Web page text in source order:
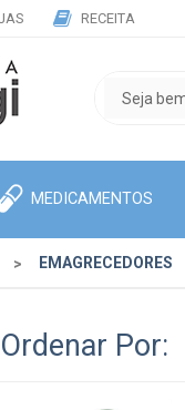
RECEITA
MEDICAMENTOS
EMAGRECEDORES
Ordenar Por: